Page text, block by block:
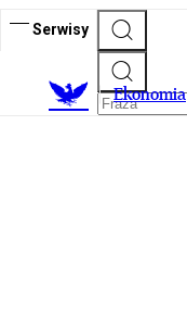
Serwisy
Ekonomia